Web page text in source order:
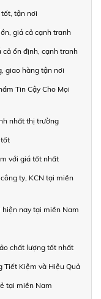
tận nơi
giá cả cạnh tranh
ổn định, cạnh tranh
giao hàng tận nơi
Tin Cậy Cho Mọi
nhất thị trường
tốt
với giá tốt nhất
ty, KCN tại miền
hiện nay tại miền Nam
chất lượng tốt nhất
Tiết Kiệm và Hiệu Quả
tại miền Nam